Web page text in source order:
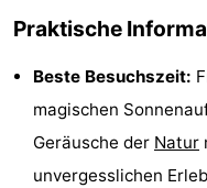
Sehen
Praktische
Beste Besuchszeit:
magischen
Geräusche der Natur
unvergesslichen